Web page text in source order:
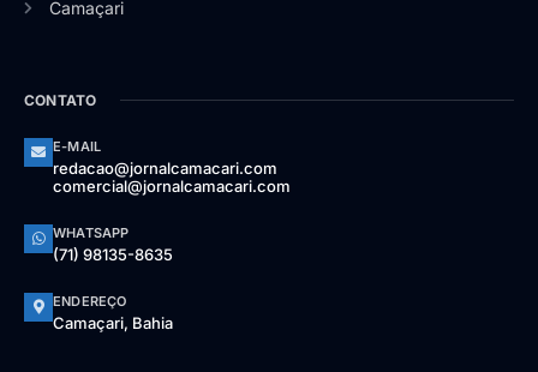
Camaçari
CONTATO
E-MAIL
redacao@jornalcamacari.com
comercial@jornalcamacari.com
WHATSAPP
(71) 98135-8635
ENDEREÇO
Camaçari, Bahia